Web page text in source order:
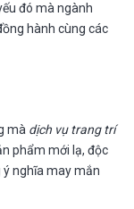
đó mà ngành
hành cùng các
mà dịch vụ trang trí
phẩm mới lạ, độc
nghĩa may mắn